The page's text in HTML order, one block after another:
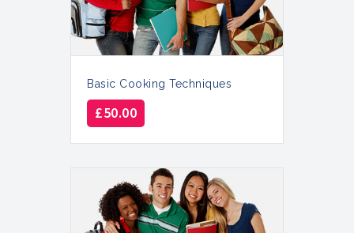
Basic Cooking Techniques
£50.00